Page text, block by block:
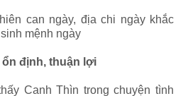
can ngày, địa chi ngày khắc
mệnh ngày
định, thuận lợi
Canh Thìn trong chuyện tình